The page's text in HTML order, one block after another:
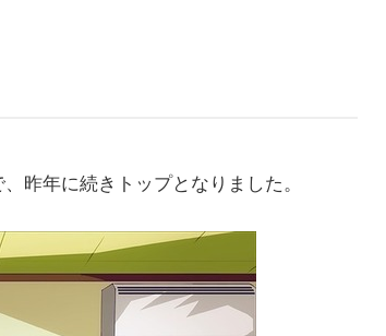
昨年に続きトップとなりました。